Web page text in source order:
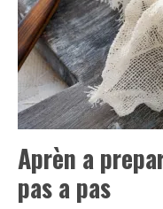
Aprèn a
pas a pas